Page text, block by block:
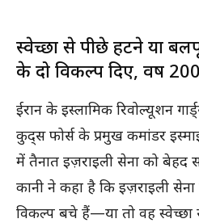
स्वेच्छा से पीछे हटने या
के दो विकल्प दिए, वर्ष
ईरान के इस्लामिक रिवोल्यूशन
कुद्स फोर्स के प्रमुख कमांडर
में तैनात इज़राइली सेना को बेहद
कानी ने कहा है कि इज़राइली
विकल्प बचे हैं—या तो वह